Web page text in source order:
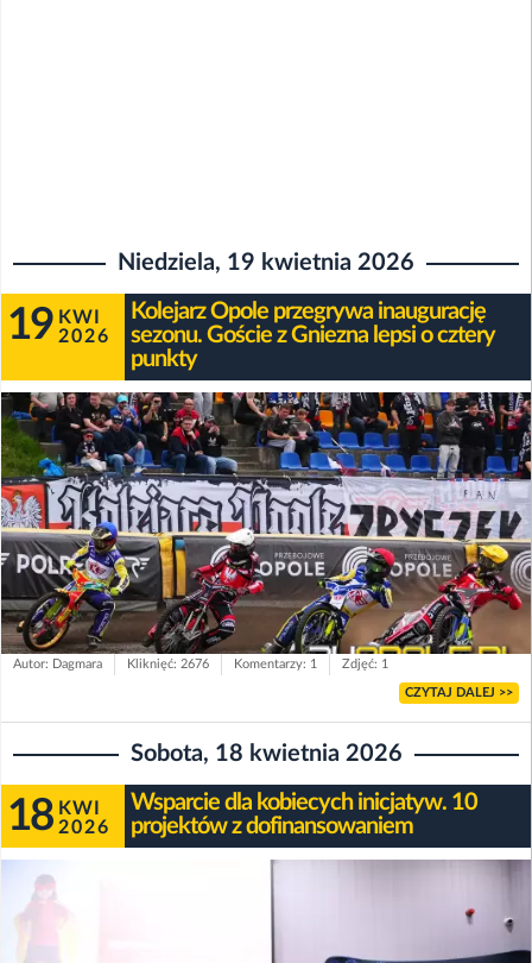
Niedziela, 19 kwietnia 2026
19 KWI
2026
Kolejarz Opole przegrywa inaugurację
sezonu. Goście z Gniezna lepsi o cztery
punkty
Autor: Dagmara Kliknięć: 2676 Komentarzy: 1 Zdjęć: 1
CZYTAJ DALEJ >>
Sobota, 18 kwietnia 2026
18 KWI
2026
Wsparcie dla kobiecych inicjatyw. 10
projektów z dofinansowaniem